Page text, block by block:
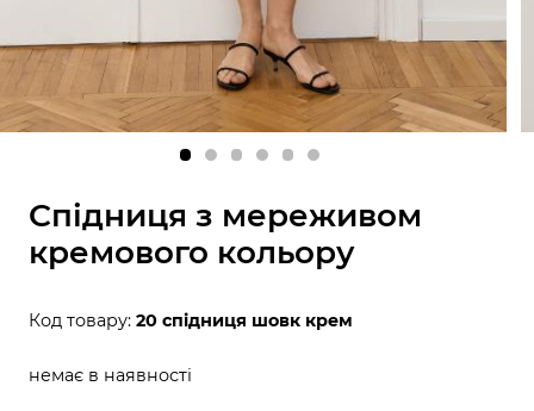
Спідниця з мереживом
кремового кольору
Код товару: 20 спідниця шовк крем
немає в наявності